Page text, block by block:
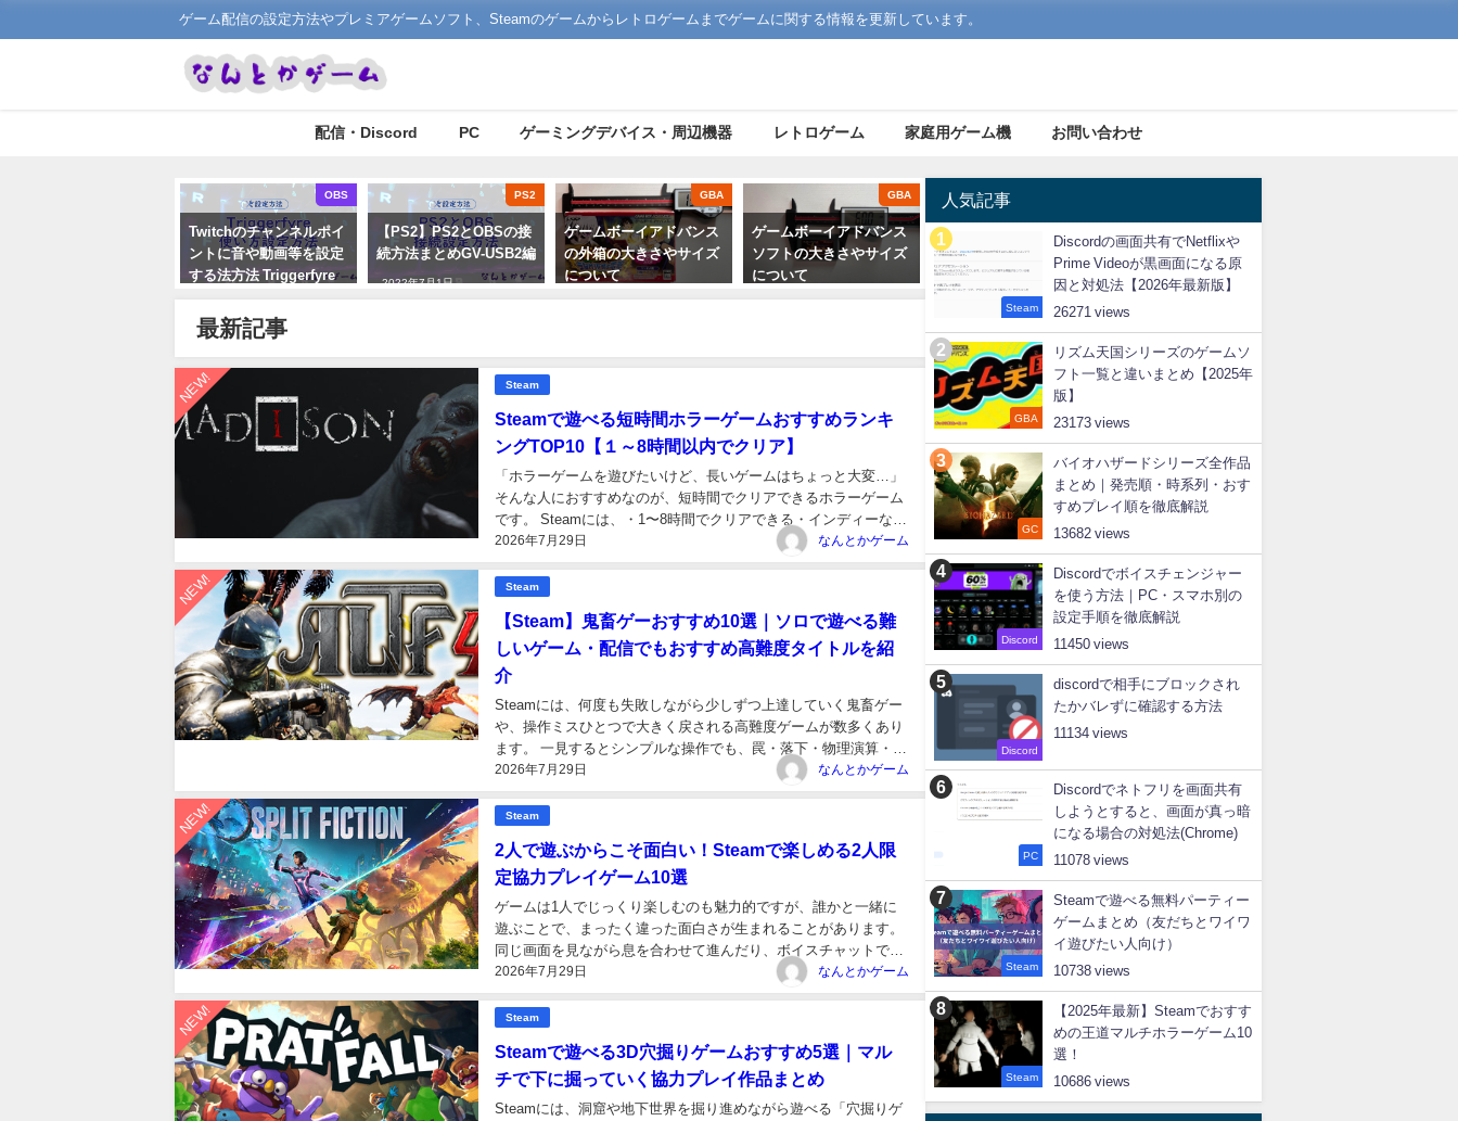
ゲーム配信の設定方法やプレミアゲームソフト、Steamのゲームからレトロゲームまでゲームに関する情報を更新しています。
配信・Discord PC ゲーミングデバイス・周辺機器 レトロゲーム 家庭用ゲーム機 お問い合わせ
OBS
Twitchのチャンネルポイ
ントに音や動画等を設定
する法方法 Triggerfyre
設定方法
2022年8月17日
PS2
【PS2】PS2とOBSの接
続方法まとめGV-USB2編
2022年7月1日
GBA
ゲームボーイアドバンス
の外箱の大きさやサイズ
について
GBA
ゲームボーイアドバンス
ソフトの大きさやサイズ
について
最新記事
NEW! Steam
Steamで遊べる短時間ホラーゲームおすすめランキ
ングTOP10【１～8時間以内でクリア】
2026年7月29日
「ホラーゲームを遊びたいけど、長いゲームはちょっと大変…」
そんな人におすすめなのが、短時間でクリアできるホラーゲーム
です。 Steamには、・1〜8時間でクリアできる・インディーなら
ではの独特な恐怖・ストーリーが濃い といった短編ホラーの名作
が数多く存在します。 今回はその中から、Steamで遊べる短時間
ホラーゲーム...
なんとかゲーム
NEW! Steam
【Steam】鬼畜ゲーおすすめ10選｜ソロで遊べる難
しいゲーム・配信でもおすすめ高難度タイトルを紹
介
2026年7月29日
Steamには、何度も失敗しながら少しずつ上達していく鬼畜ゲー
や、操作ミスひとつで大きく戻される高難度ゲームが数多くあり
ます。 一見するとシンプルな操作でも、罠・落下・物理演算・即
死トラップなどによって、プレイヤーの集中力とメンタルを容赦
なく削ってくるのが鬼畜ゲーの魅力です。 この記事では、Steam
で遊べるソロ向けの...
なんとかゲーム
NEW! Steam
2人で遊ぶからこそ面白い！Steamで楽しめる2人限
定協力プレイゲーム10選
2026年7月29日
ゲームは1人でじっくり楽しむのも魅力的ですが、誰かと一緒に
遊ぶことで、まったく違った面白さが生まれることがあります。
同じ画面を見ながら息を合わせて進んだり、ボイスチャットで情
報を伝え合いながら謎を解いたり、時には思い通りにいかずに笑
ってしまったり。2人協力プレイのゲームには、ただクリアを目
指すだけではなく、一緒に悩み...
なんとかゲーム
NEW! Steam
Steamで遊べる3D穴掘りゲームおすすめ5選｜マル
チで下に掘っていく協力プレイ作品まとめ
Steamには、洞窟や地下世界を掘り進めながら遊べる「穴掘りゲ
人気記事
Steam
Discordの画面共有でNetflixや
Prime Videoが黒画面になる原
因と対処法【2026年最新版】
26271
GBA
リズム天国シリーズのゲームソ
フト一覧と違いまとめ【2025年
版】
23173
GC
バイオハザードシリーズ全作品
まとめ｜発売順・時系列・おす
すめプレイ順を徹底解説
13682
Discord
Discordでボイスチェンジャー
を使う方法｜PC・スマホ別の
設定手順を徹底解説
11450
Discord
discordで相手にブロックされ
たかバレずに確認する方法
11134
PC
Discordでネトフリを画面共有
しようとすると、画面が真っ暗
になる場合の対処法(Chrome)
11078
Steam
Steamで遊べる無料パーティー
ゲームまとめ（友だちとワイワ
イ遊びたい人向け）
10738
Steam
【2025年最新】Steamでおすす
めの王道マルチホラーゲーム10
選！
10686